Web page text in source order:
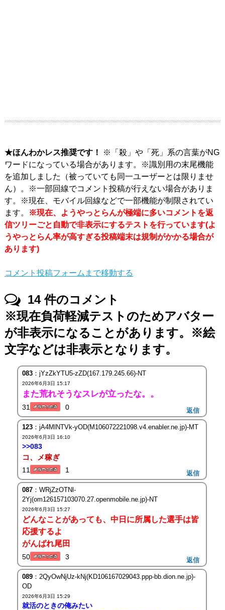
★ほんわかレス推奨です！
※「殺」や「死」系の言葉がNG
ワードになっている場合があります。※識別用の末尾機能
を追加しました（被っていても同一ユーザーとは限りませ
ん）。※一部回線でコメント投稿が行えない場合がありま
す。※現在、モバイル回線などで一部機能が制限されてい
ます。
※現在、ようやっとらんが極端に多いコメントを返
信ツリーごと自動で非表示にするテストを行っています(よ
うやっとらん率が高すぎる投稿端末は規制がかかる場合が
あります)
コメント投稿フォームまで移動する
14件のコメント
※現在負荷軽減テストのためアバター
が非表示になることがあります。※絵
文字などは非表示となります。
083：jYzZkYTU5-zZD(167.179.245.66)-NT
2026年6月3日 15:17
また荒れそうなスレが立ったな。。
31 0 返信
123：jA4MlNTVk-yOD(M106072221098.v4.enabler.ne.jp)-MT
2026年6月3日 16:10
>>083
コ、メ稼ぎ
11 1 返信
087：WRjZzOTNl-
2Yj(om126157103070.27.openmobile.ne.jp)-NT
2026年6月3日 15:27
どんなことがあっても、中日に所属した選手は皆
応援するよ
がんばれ尾田
50 3 返信
089：2QyOwNjUz-kNj(KD106167029043.ppp-bb.dion.ne.jp)-
OD
2026年6月3日 15:29
就活のときの俺みたい